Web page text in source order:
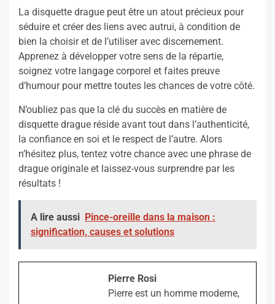
La disquette drague peut être un atout précieux pour
séduire et créer des liens avec autrui, à condition de
bien la choisir et de l’utiliser avec discernement.
Apprenez à développer votre sens de la répartie,
soignez votre langage corporel et faites preuve
d’humour pour mettre toutes les chances de votre côté.
N’oubliez pas que la clé du succès en matière de
disquette drague réside avant tout dans l’authenticité,
la confiance en soi et le respect de l’autre. Alors
n’hésitez plus, tentez votre chance avec une phrase de
drague originale et laissez-vous surprendre par les
résultats !
A lire aussi Pince-oreille dans la maison :
signification, causes et solutions
Pierre Rosi
Pierre est un homme moderne,